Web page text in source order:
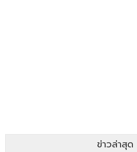
ข่าวล่าสุด